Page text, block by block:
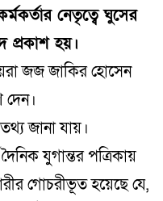
নেতৃত্বে ঘুসের
প্রকাশ হয়।
জজ জাকির হোসেন
জানা যায়।
যুগান্তর পত্রিকায়
গোচরীভূত হয়েছে যে,